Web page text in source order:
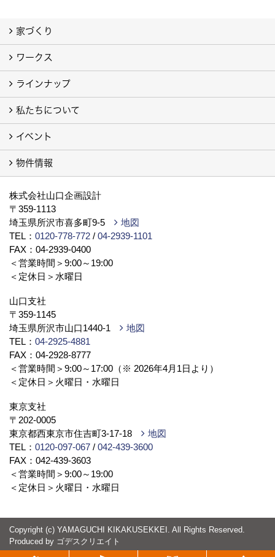
家づくり
わたしたちの想い
地震や火災に強い家
家族一緒に幸せ、ひとりでも幸せ
しあわせ住まいLABO
ワークス
お客様の声
注文住宅フォトギャラリー
建売住宅フォトギャラリー（別サイト）
旧 注文住宅 施工事例（別サイト）
ラインナップ
私たちの家
ラビングホームの家「type L」「type S」
例えば ピアノが思い切り弾ける家「地下室」
私たちについて
会社案内
代表挨拶
スタッフブログ
ISO9001
トピックス
事業所／店舗／モデルハウス
プライバシーポリシー
YouTube チャンネル
提携している法律事務所
イベント
イベント予告
イベント報告
物件情報
株式会社山口企画設計
〒359-1113
埼玉県所沢市喜多町9-5
地図
TEL： 0120-778-772 / 04-2939-1101
FAX：04-2939-0400
＜営業時間＞9:00～19:00
＜定休日＞水曜日
山口支社
〒359-1145
埼玉県所沢市山口1440-1
地図
TEL： 04-2925-4881
FAX：04-2928-8777
＜営業時間＞9:00～17:00（※ 2026年4月1日より）
＜定休日＞火曜日・水曜日
東京支社
〒202-0005
東京都西東京市住吉町3-17-18
地図
TEL： 0120-097-067 / 042-439-3600
FAX：042-439-3603
＜営業時間＞9:00～19:00
＜定休日＞火曜日・水曜日
Copyright (c) YAMAGUCHI KIKAKUSEKKEI. All Rights Reserved.
Produced by ゴデスクリエイト